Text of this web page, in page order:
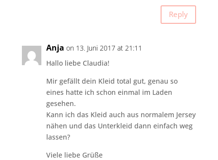
Reply
Anja on 13. Juni 2017 at 21:11
Hallo liebe Claudia!
Mir gefällt dein Kleid total gut, genau so
eines hatte ich schon einmal im Laden
gesehen.
Kann ich das Kleid auch aus normalem Jersey
nähen und das Unterkleid dann einfach weg
lassen?
Viele liebe Grüße